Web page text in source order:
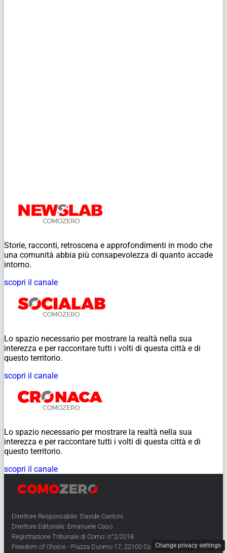
Storie, racconti, retroscena e approfondimenti in modo che
una comunità abbia più consapevolezza di quanto accade
intorno.
scopri il canale
Lo spazio necessario per mostrare la realtà nella sua
interezza e per raccontare tutti i volti di questa città e di
questo territorio.
scopri il canale
Lo spazio necessario per mostrare la realtà nella sua
interezza e per raccontare tutti i volti di questa città e di
questo territorio.
scopri il canale
Direttore Responsabile: Davide Cantoni
Direttore Editoriale: Emanuele Caso
Registrazione Tribunale di Como: n°2/2018
Freedom of Choice - Piazza Duomo 17, 22100 ComoChange privacy settings